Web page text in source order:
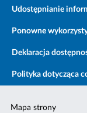
Udostępnianie
Ponowne
Deklaracja
Polityka dotycząca
Mapa strony